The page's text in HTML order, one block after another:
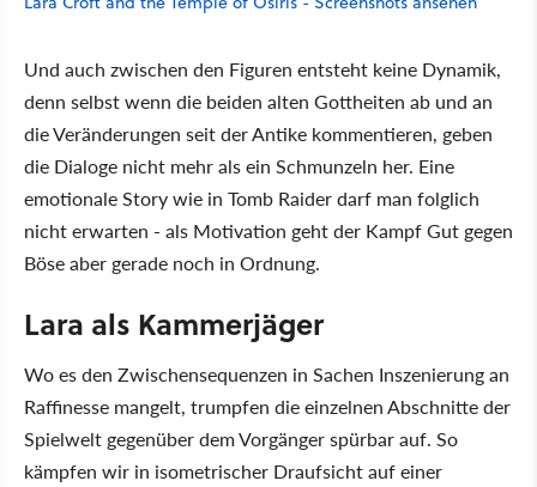
Und auch zwischen den Figuren entsteht keine Dynamik,
denn selbst wenn die beiden alten Gottheiten ab und an
die Veränderungen seit der Antike kommentieren, geben
die Dialoge nicht mehr als ein Schmunzeln her. Eine
emotionale Story wie in Tomb Raider darf man folglich
nicht erwarten - als Motivation geht der Kampf Gut gegen
Böse aber gerade noch in Ordnung.
Lara als Kammerjäger
Wo es den Zwischensequenzen in Sachen Inszenierung an
Raffinesse mangelt, trumpfen die einzelnen Abschnitte der
Spielwelt gegenüber dem Vorgänger spürbar auf. So
kämpfen wir in isometrischer Draufsicht auf einer